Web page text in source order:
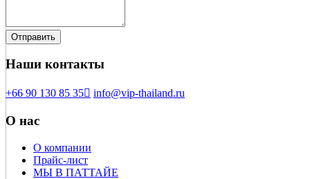
Наши контакты
+66 90 130 85 35 info@vip-thailand.ru
О нас
О компании
Прайс-лист
МЫ В ПАТТАЙЕ